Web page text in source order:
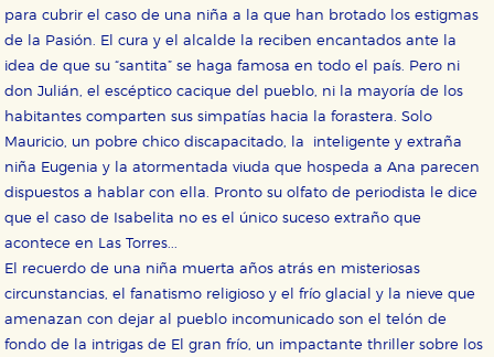
para cubrir el caso de una niña a la que han brotado los estigmas
de la Pasión. El cura y el alcalde la reciben encantados ante la
idea de que su “santita” se haga famosa en todo el país. Pero ni
don Julián, el escéptico cacique del pueblo, ni la mayoría de los
habitantes comparten sus simpatías hacia la forastera. Solo
Mauricio, un pobre chico discapacitado, la inteligente y extraña
niña Eugenia y la atormentada viuda que hospeda a Ana parecen
dispuestos a hablar con ella. Pronto su olfato de periodista le dice
que el caso de Isabelita no es el único suceso extraño que
acontece en Las Torres...
El recuerdo de una niña muerta años atrás en misteriosas
circunstancias, el fanatismo religioso y el frío glacial y la nieve que
amenazan con dejar al pueblo incomunicado son el telón de
fondo de la intrigas de El gran frío, un impactante thriller sobre los